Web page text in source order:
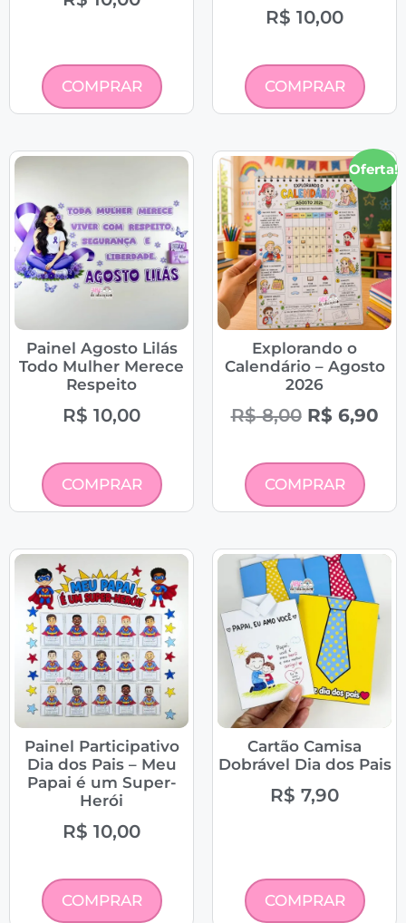
COMPRAR
R$ 10,00
COMPRAR
Painel Agosto Lilás
Todo Mulher Merece
Respeito
R$ 10,00
COMPRAR
Oferta!
Explorando o
Calendário – Agosto
2026
R$8,00 R$6,90
COMPRAR
Painel Participativo
Dia dos Pais – Meu
Papai é um Super-
Herói
R$ 10,00
COMPRAR
Cartão Camisa
Dobrável Dia dos Pais
R$ 7,90
COMPRAR